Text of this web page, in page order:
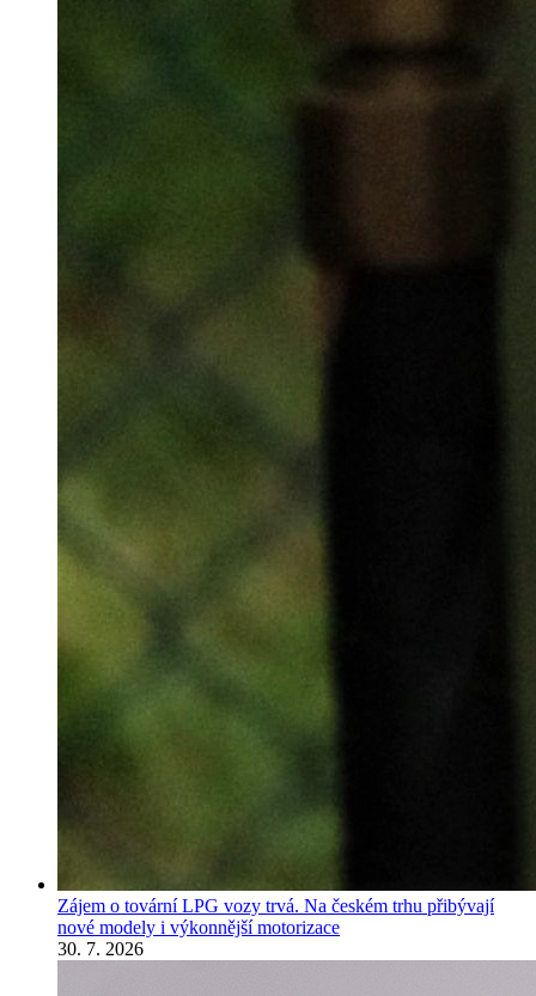
Zájem o tovární LPG vozy trvá. Na českém trhu přibývají
nové modely i výkonnější motorizace
30. 7. 2026